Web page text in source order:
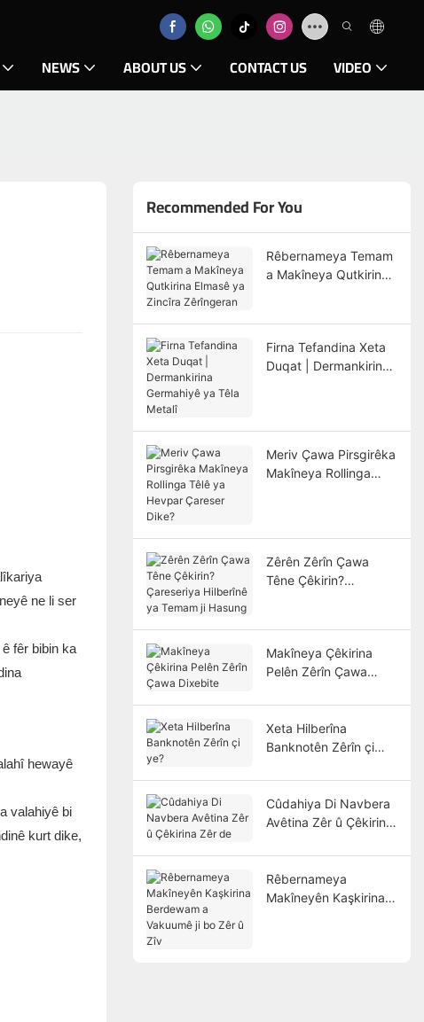
NEWS ABOUT US CONTACT US VIDEO
ne li ser
fêr bibin ka
hewayê
valahiyê bi
kurt dike,
Recommended For You
Rêbernameya Temam
a Makîneya Qutkirina
Firna Tefandina Xeta
Duqat | Dermankirina
Meriv Çawa Pirsgirêka
Makîneya Rollinga
Zêrên Zêrîn Çawa
Têne Çêkirin?
Makîneya Çêkirina
Pelên Zêrîn Çawa
Xeta Hilberîna
Banknotên Zêrîn çi
Cûdahiya Di Navbera
Avêtina Zêr û Çêkirina
Rêbernameya
Makîneyên Kaşkirina